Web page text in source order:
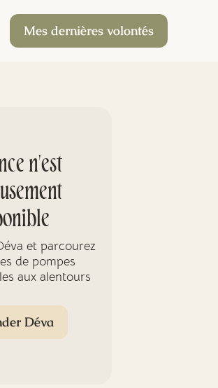
Mes dernières volontés
n'est
et parcourez
de pompes
aux alentours
Déva